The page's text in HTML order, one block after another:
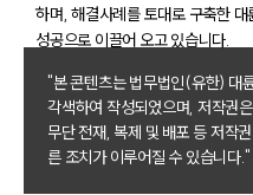
그
하며, 해결사례를 토대로 구축한
성공으로 이끌어 오고 있습니다.
"본 콘텐츠는 법무법인(유한) 대
각색하여 작성되었으며, 저작권
무단 전재, 복제 및 배포 등 저작
른 조치가 이루어질 수 있습니다."